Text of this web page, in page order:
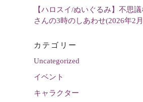
【ハロスイ/ぬいぐるみ】不思
さんの3時のしあわせ(2026年2
カテゴリー
Uncategorized
イベント
キャラクター